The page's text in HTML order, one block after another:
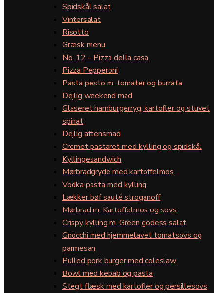
Spidskål salat
Vintersalat
Risotto
Græsk menu
No. 12 – Pizza della casa
Pizza Pepperoni
Pasta pesto m. tomater og burrata
Dejlig weekend mad
Glaseret hamburgerryg, kartofler og stuvet
spinat
Dejlig aftensmad
Cremet pastaret med kylling og spidskål
Kyllingesandwich
Mørbradgryde med kartoffelmos
Vodka pasta med kylling
Lækker bøf sauté stroganoff
Mørbrad m. Kartoffelmos og sovs
Crispy kylling m. Green godess salat
Gnocchi med hjemmelavet tomatsovs og
parmesan
Pulled pork burger med coleslaw
Bowl med kebab og pasta
Stegt flæsk med kartofler og persillesovs